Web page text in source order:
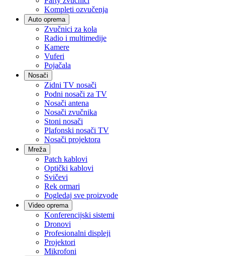
Kompleti ozvučenja
Auto oprema
Zvučnici za kola
Radio i multimedije
Kamere
Vuferi
Pojačala
Nosači
Zidni TV nosači
Podni nosači za TV
Nosači antena
Nosači zvučnika
Stoni nosači
Plafonski nosači TV
Nosači projektora
Mreža
Patch kablovi
Optički kablovi
Svičevi
Rek ormari
Pogledaj sve proizvode
Video oprema
Konferencijski sistemi
Dronovi
Profesionalni displeji
Projektori
Mikrofoni